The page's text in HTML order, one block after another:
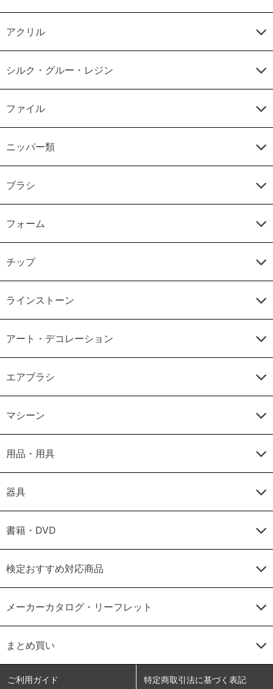
アクリル
シルク・グルー・レジン
ファイル
ニッパー類
ブラシ
フォーム
チップ
ラインストーン
アート・デコレーション
エアブラシ
マシーン
用品・用具
器具
書籍・DVD
検定おすすめ対応商品
メーカーカタログ・リーフレット
まとめ買い
ご利用ガイド 特定商取引法に基づく表記